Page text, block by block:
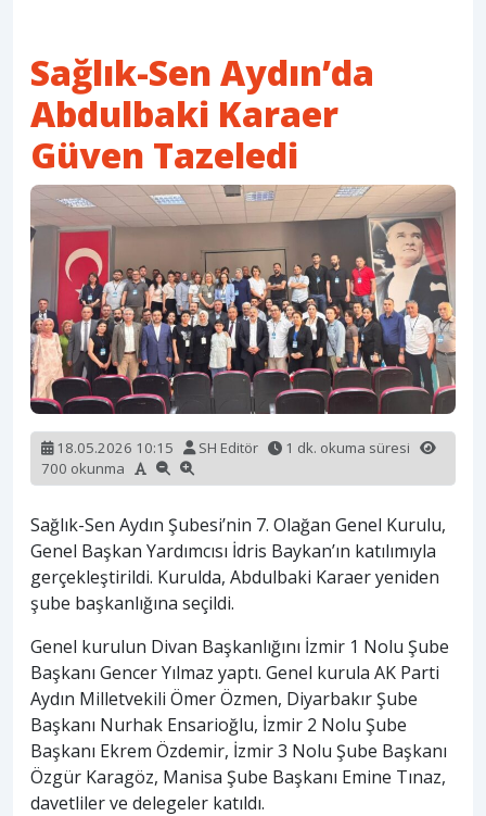
Sağlık-Sen Aydın’da
Abdulbaki Karaer
Güven Tazeledi
18.05.2026 10:15 SH Editör
1 dk. okuma süresi
700 okunma
Sağlık-Sen Aydın Şubesi’nin 7. Olağan Genel Kurulu,
Genel Başkan Yardımcısı İdris Baykan’ın katılımıyla
gerçekleştirildi. Kurulda, Abdulbaki Karaer yeniden
şube başkanlığına seçildi.
Genel kurulun Divan Başkanlığını İzmir 1 Nolu Şube
Başkanı Gencer Yılmaz yaptı. Genel kurula AK Parti
Aydın Milletvekili Ömer Özmen, Diyarbakır Şube
Başkanı Nurhak Ensarioğlu, İzmir 2 Nolu Şube
Başkanı Ekrem Özdemir, İzmir 3 Nolu Şube Başkanı
Özgür Karagöz, Manisa Şube Başkanı Emine Tınaz,
davetliler ve delegeler katıldı.